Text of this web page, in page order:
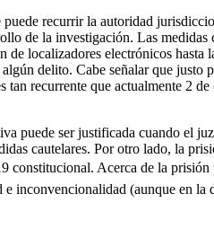
recurrir la autoridad
de la investigación. Las medidas
localizadores electrónicos hasta
delito. Cabe señalar que justo
recurrente que actualmente 2
puede ser justificada cuando el
cautelares. Por otro lado, la
constitucional. Acerca de la
inconvencionalidad (aunque en